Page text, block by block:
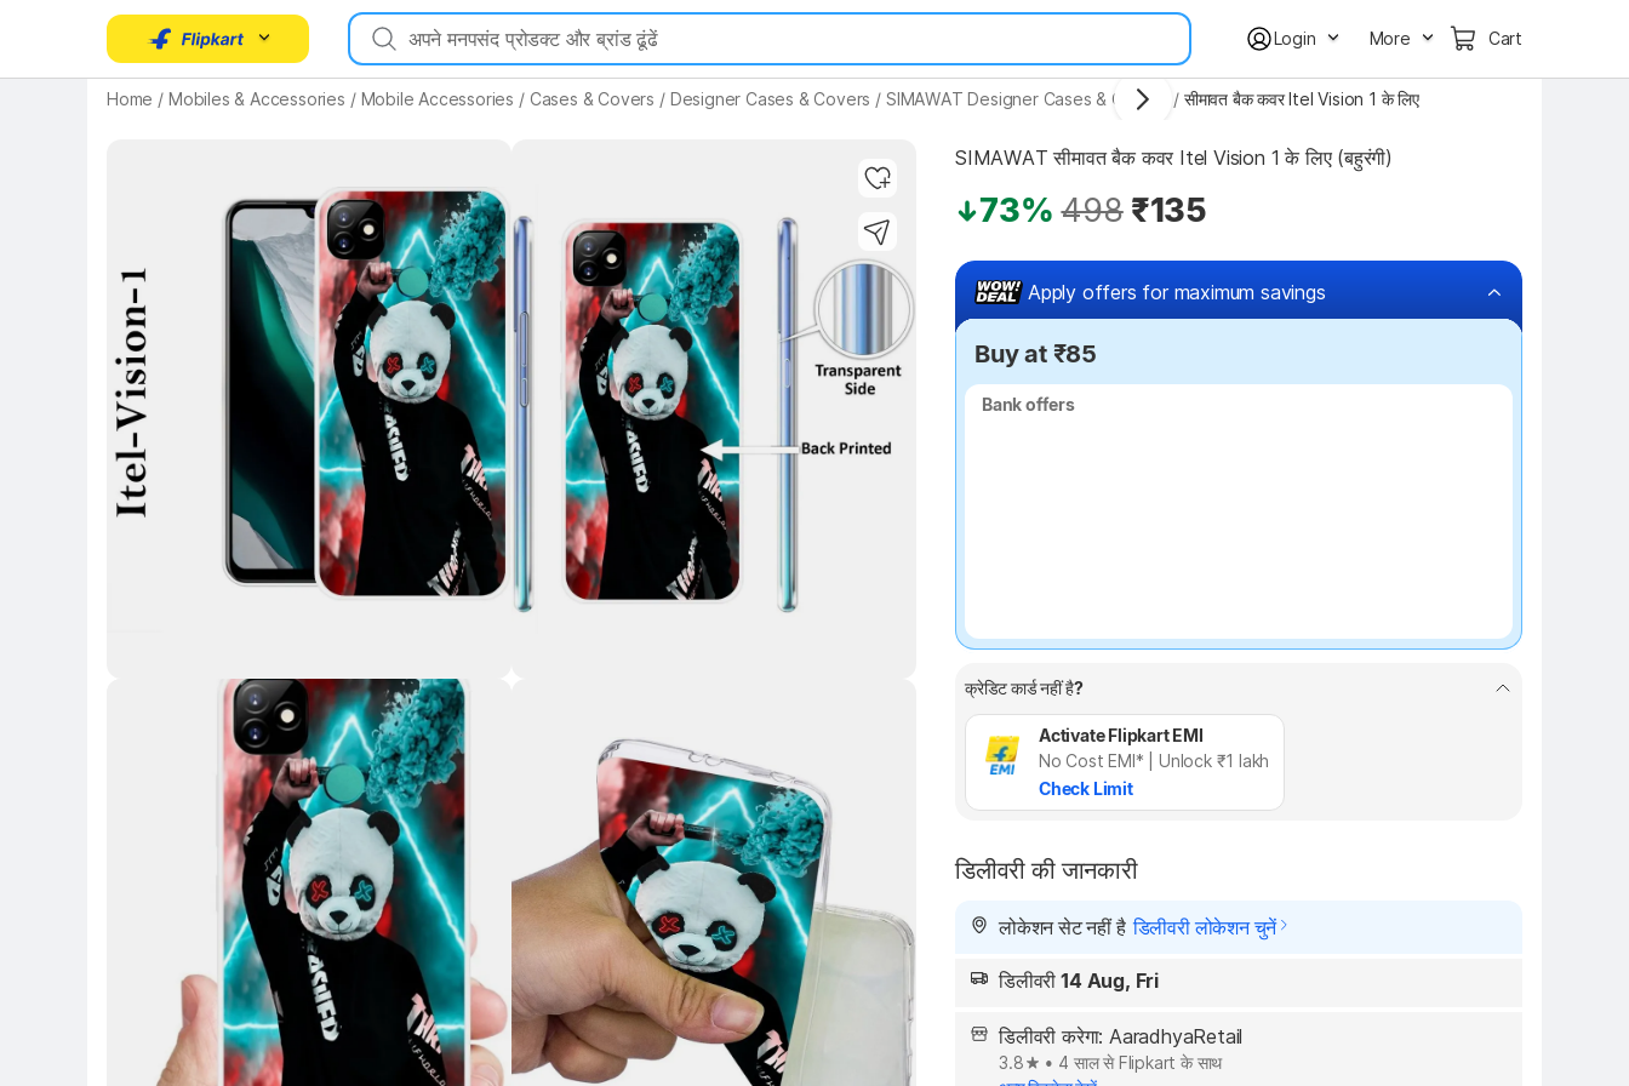
Login More Cart
Home / Mobiles & Accessories / Mobile Accessories / Cases & Covers / Designer Cases & Covers / SIMAWAT Designer Cases & Covers / सीमावत बैक कवर Itel Vision 1 के लिए
Key Highlights
SIMAWAT सीमावत बैक कवर Itel Vision 1 के लिए (बहुरंगी)
73% 498 ₹135
Apply offers for maximum savings
Buy at ₹85
Bank offers
Bank offers
क्रेडिट कार्ड नहीं है?
Activate Flipkart EMI
No Cost EMI* | Unlock ₹1 lakh
Check Limit
डिलीवरी की जानकारी
लोकेशन सेट नहीं है डिलीवरी लोकेशन चुनें
डिलीवरी 14 Aug, Fri
डिलीवरी करेगा: AaradhyaRetail
3.8 • 4 साल से Flipkart के साथ